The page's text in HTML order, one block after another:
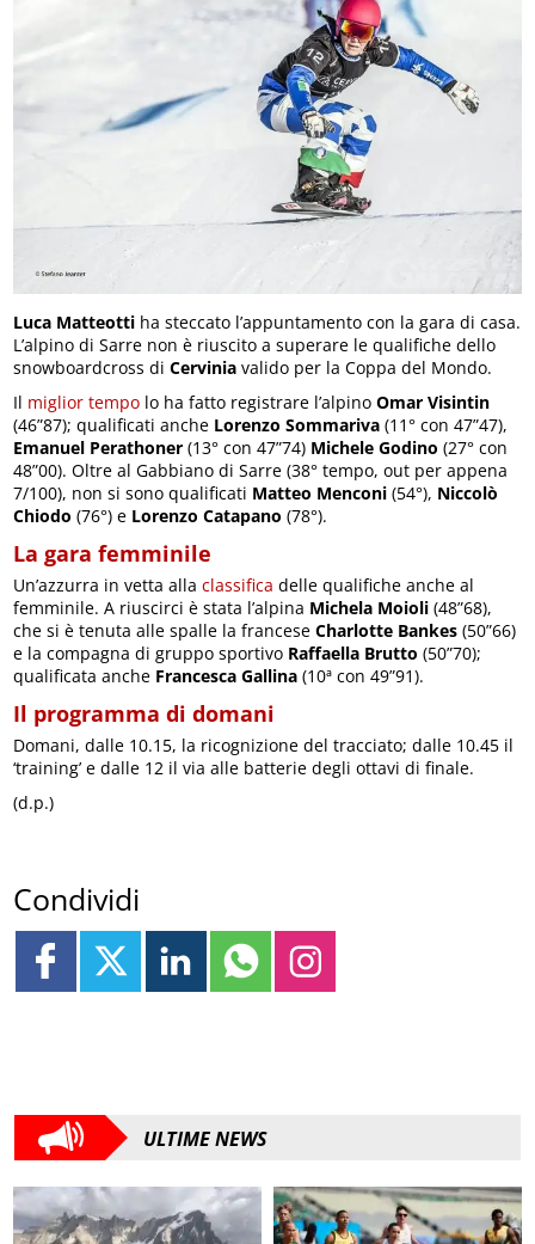
Luca Matteotti ha steccato l’appuntamento con la gara di casa.
L’alpino di Sarre non è riuscito a superare le qualifiche dello
snowboardcross diCervinia valido per la Coppa del Mondo.
Il miglior tempo lo ha fatto registrare l’alpinoOmar Visintin
(46”87); qualificati anche Lorenzo Sommariva (11° con 47”47),
Emanuel Perathoner (13° con 47”74) Michele Godino (27° con
48”00). Oltre al Gabbiano di Sarre (38° tempo, out per appena
7/100), non si sono qualificati Matteo Menconi (54°), Niccolò
Chiodo (76°) e Lorenzo Catapano (78°).
La gara femminile
Un’azzurra in vetta allaclassifica delle qualifiche anche al
femminile. A riuscirci è stata l’alpina Michela Moioli (48”68),
che si è tenuta alle spalle la franceseCharlotte Bankes (50”66)
e la compagna di gruppo sportivo Raffaella Brutto (50”70);
qualificata anche Francesca Gallina (10ª con 49”91).
Il programma di domani
Domani, dalle 10.15, la ricognizione del tracciato; dalle 10.45 il
‘training’ e dalle 12 il via alle batterie degli ottavi di finale.
(d.p.)
Condividi
ULTIME NEWS